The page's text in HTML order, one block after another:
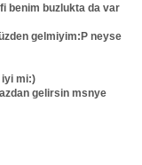
benim buzlukta da var
gelmiyim:P neyse
iyi mi:)
gelirsin msnye